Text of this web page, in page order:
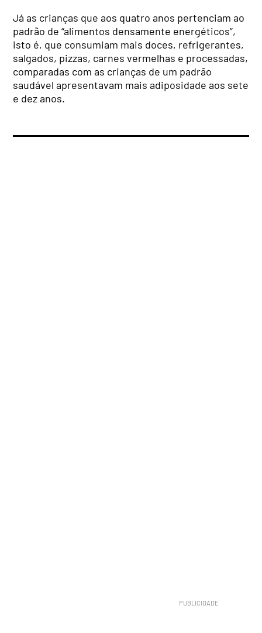
Já as crianças que aos quatro anos pertenciam ao
padrão de “alimentos densamente energéticos”,
isto é, que consumiam mais doces, refrigerantes,
salgados, pizzas, carnes vermelhas e processadas,
comparadas com as crianças de um padrão
saudável apresentavam mais adiposidade aos sete
e dez anos.